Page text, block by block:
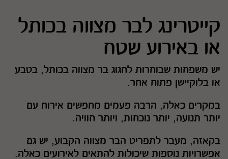
קייטרינג לבר מצווה בכותל
או באירוע שטח
יש משפחות שבוחרות לחגוג בר מצווה בכותל, בטבע
או בלוקיישן פתוח אחר.
במקרים כאלה, הרבה פעמים מחפשים אירוח עם
יותר תנועה, יותר נוכחות, ויותר חוויה.
בקאזה, מעבר לתפריט הבר מצווה הקבוע, יש גם
אפשרויות נוספות שיכולות להתאים לאירועים כאלה.